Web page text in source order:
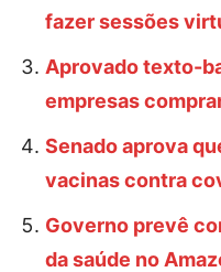
fazer sessões
Aprovado texto-
empresas
Senado aprova
vacinas contra
Governo prevê
da saúde no